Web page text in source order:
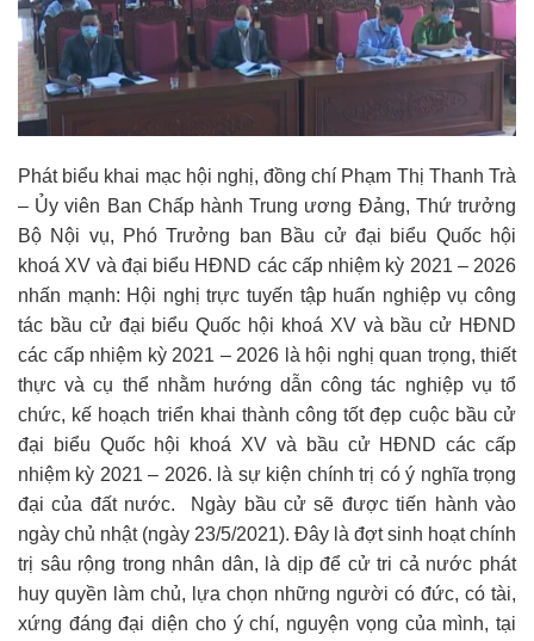
Phát biểu khai mạc hội nghị, đồng chí Phạm Thị Thanh Trà
– Ủy viên Ban Chấp hành Trung ương Đảng, Thứ trưởng
Bộ Nội vụ, Phó Trưởng ban Bầu cử đại biểu Quốc hội
khoá XV và đại biểu HĐND các cấp nhiệm kỳ 2021 – 2026
nhấn mạnh: Hội nghị trực tuyến tập huấn nghiệp vụ công
tác bầu cử đại biểu Quốc hội khoá XV và bầu cử HĐND
các cấp nhiệm kỳ 2021 – 2026 là hội nghị quan trọng, thiết
thực và cụ thể nhằm hướng dẫn công tác nghiệp vụ tổ
chức, kế hoạch triển khai thành công tốt đẹp cuộc bầu cử
đại biểu Quốc hội khoá XV và bầu cử HĐND các cấp
nhiệm kỳ 2021 – 2026. là sự kiện chính trị có ý nghĩa trọng
đại của đất nước. Ngày bầu cử sẽ được tiến hành vào
ngày chủ nhật (ngày 23/5/2021). Đây là đợt sinh hoạt chính
trị sâu rộng trong nhân dân, là dịp để cử tri cả nước phát
huy quyền làm chủ, lựa chọn những người có đức, có tài,
xứng đáng đại diện cho ý chí, nguyện vọng của mình, tại